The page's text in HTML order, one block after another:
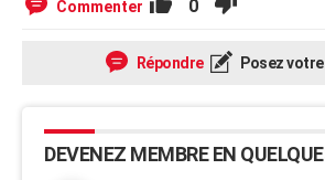
Commenter 0
Répondre Posez
DEVENEZ MEMBRE EN